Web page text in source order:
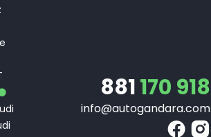
881170 918
info@autogandara.com